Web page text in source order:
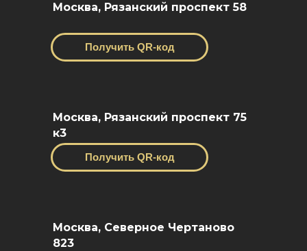
Москва, Рязанский проспект 58
Получить QR-код
Москва, Рязанский проспект 75
к3
Получить QR-код
Москва, Северное Чертаново
823